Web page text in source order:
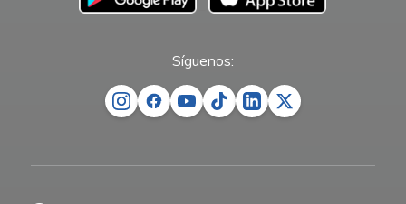
–
Síguenos: